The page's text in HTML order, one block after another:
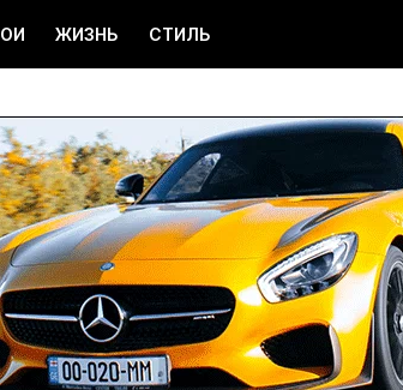
ЖИЗНЬ СТИЛЬ